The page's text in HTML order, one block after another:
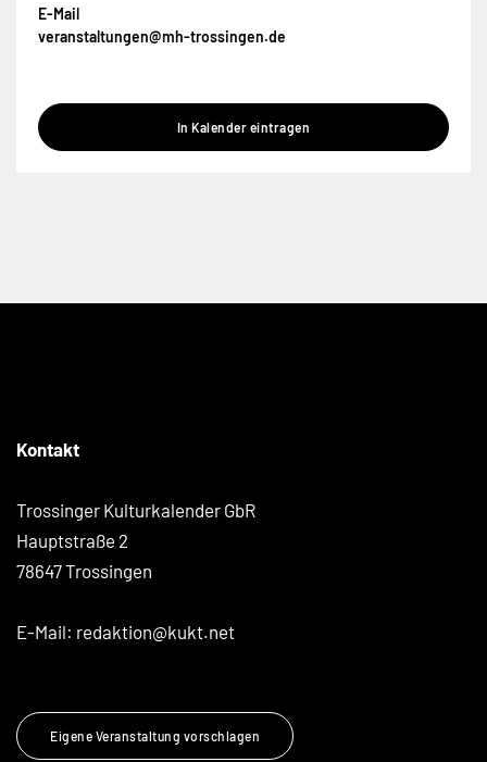
E-Mail
veranstaltungen@mh-trossingen.de
In Kalender eintragen
Kontakt
Trossinger Kulturkalender GbR
Hauptstraße 2
78647 Trossingen
E-Mail: redaktion@kukt.net
Eigene Veranstaltung vorschlagen